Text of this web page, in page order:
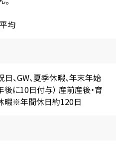
均
日、GW、夏季休暇、年末年始
後に10日付与） 産前産後・育
暇※年間休日約120日